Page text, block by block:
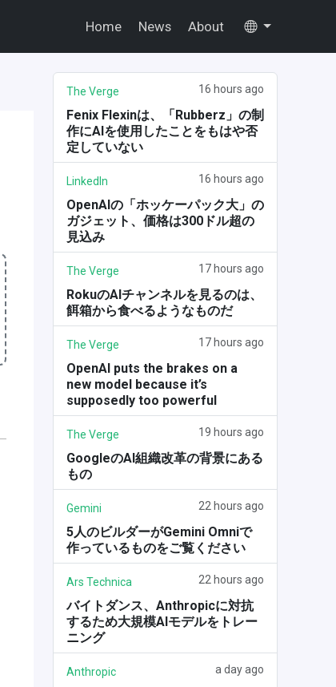
Home News About
The Verge 16 hours ago
Fenix Flexinは、「Rubberz」の制
作にAIを使用したことをもはや否
定していない
LinkedIn 16 hours ago
OpenAIの「ホッケーパック大」の
ガジェット、価格は300ドル超の
見込み
The Verge 17 hours ago
RokuのAIチャンネルを見るのは、
餌箱から食べるようなものだ
The Verge 17 hours ago
OpenAI puts the brakes on a
new model because it’s
supposedly too powerful
The Verge 19 hours ago
GoogleのAI組織改革の背景にある
もの
Gemini 22 hours ago
5人のビルダーがGemini Omniで
作っているものをご覧ください
Ars Technica 22 hours ago
バイトダンス、Anthropicに対抗
するため大規模AIモデルをトレー
ニング
Anthropic a day ago